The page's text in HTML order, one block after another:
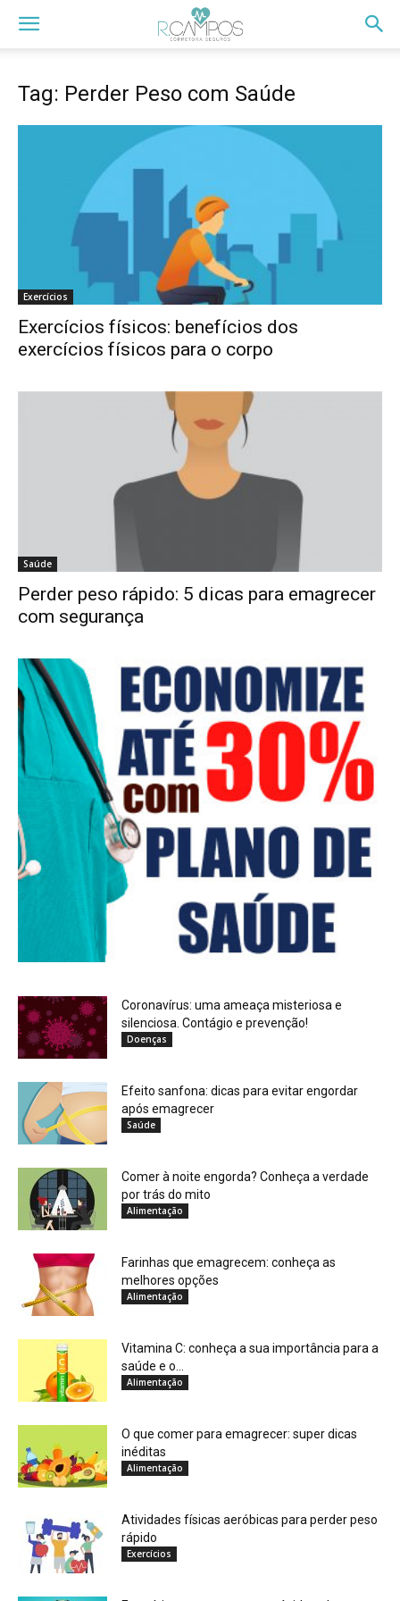
Tag: Perder Peso com Saúde
Exercícios
Exercícios físicos: benefícios dos
exercícios físicos para o corpo
Saúde
Perder peso rápido: 5 dicas para emagrecer
com segurança
Coronavírus: uma ameaça misteriosa e
silenciosa. Contágio e prevenção!
Doenças
Efeito sanfona: dicas para evitar engordar
após emagrecer
Saúde
Comer à noite engorda? Conheça a verdade
por trás do mito
Alimentação
Farinhas que emagrecem: conheça as
melhores opções
Alimentação
Vitamina C: conheça a sua importância para a
saúde e o...
Alimentação
O que comer para emagrecer: super dicas
inéditas
Alimentação
Atividades físicas aeróbicas para perder peso
rápido
Exercícios